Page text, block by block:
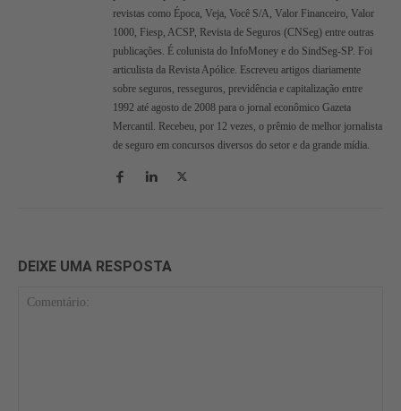
revistas como Época, Veja, Você S/A, Valor Financeiro, Valor
1000, Fiesp, ACSP, Revista de Seguros (CNSeg) entre outras
publicações. É colunista do InfoMoney e do SindSeg-SP. Foi
articulista da Revista Apólice. Escreveu artigos diariamente
sobre seguros, resseguros, previdência e capitalização entre
1992 até agosto de 2008 para o jornal econômico Gazeta
Mercantil. Recebeu, por 12 vezes, o prêmio de melhor jornalista
de seguro em concursos diversos do setor e da grande mídia.
DEIXE UMA RESPOSTA